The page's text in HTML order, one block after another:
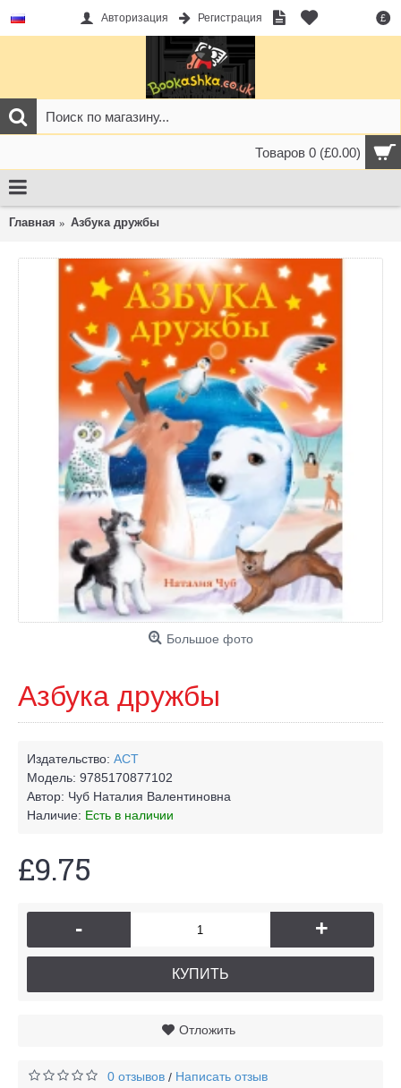
£
Авторизация Регистрация
Товаров 0 (£0.00)
Главная Азбука дружбы
Большое фото
Азбука дружбы
Издательство: АСТ
Модель: 9785170877102
Автор: Чуб Наталия Валентиновна
Наличие: Есть в наличии
£9.75
- +
КУПИТЬ
Отложить
0 отзывов / Написать отзыв